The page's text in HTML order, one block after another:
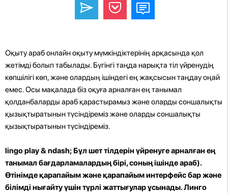
Оқыту араб онлайн оқыту мүмкіндіктерінің арқасында қол
жетімді болып табылады. Бүгінгі таңда нарықта тіл үйренудің
көпшілігі көп, және олардың ішіндегі ең жақсысын таңдау оңай
емес. Осы мақалада біз оқуға арналған ең танымал
қолданбаларды араб қарастырамыз және оларды соншалықты
қызықтыратынын түсіндіреміз және оларды соншалықты
қызықтыратынын түсіндіреміз.
lingo play& ndash; Бұл шет тілдерін үйренуге арналған ең
танымал бағдарламалардың бірі, соның ішінде араб).
Өтінімде қарапайым және қарапайым интерфейс бар және
білімді нығайту үшін түрлі жаттығулар ұсынады. Линго